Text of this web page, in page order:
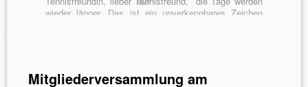
wieder länger. Das ist ein unverkennbares Zeichen
Mitgliederversammlung am